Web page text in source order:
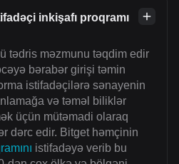
inkişafı proqramı
tədris məzmunu təqdim edir
bərabər girişi təmin
istifadəçilərə sənayenin
və təməl biliklər
üçün mütəmadi olaraq
dərc edir. Bitget həmçinin
istifadəyə verib bu